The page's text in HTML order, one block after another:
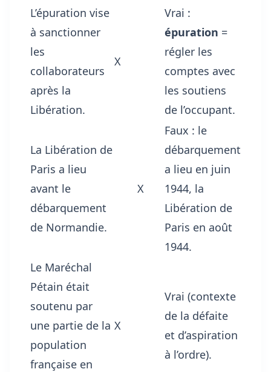
L’épuration vise
à sanctionner
les
collaborateurs
après la
Libération.
X
Vrai :
épuration =
régler les
comptes avec
les soutiens
de l’occupant.
La Libération de
Paris a lieu
avant le
débarquement
de Normandie.
X
Faux : le
débarquement
a lieu en juin
1944, la
Libération de
Paris en août
1944.
Le Maréchal
Pétain était
soutenu par
une partie de la
population
française en
X
Vrai (contexte
de la défaite
et d’aspiration
à l’ordre).